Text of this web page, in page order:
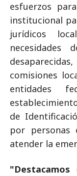
esfuerzos
institucional
jurídicos
necesidades
comisiones
entidades
de
por personas
atender la